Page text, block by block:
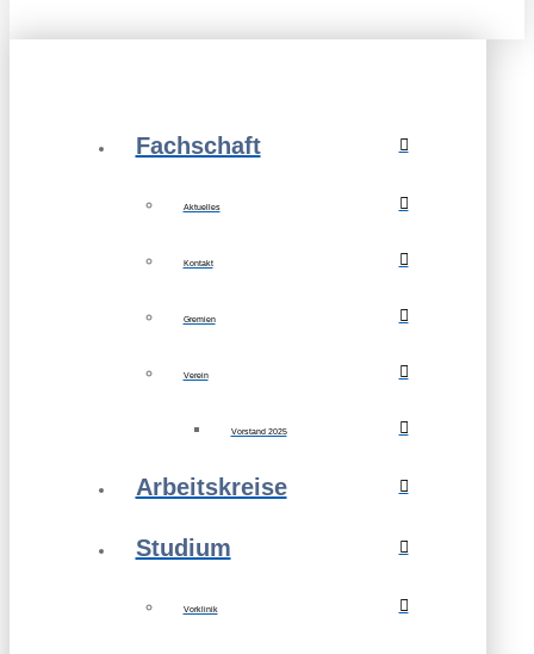
Fachschaft
Aktuelles
Kontakt
Gremien
Verein
Vorstand 2025
Arbeitskreise
Studium
Vorklinik